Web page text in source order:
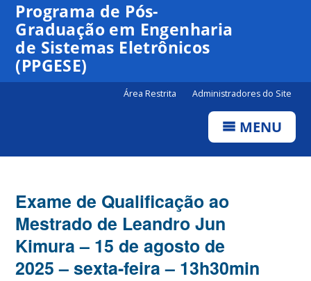
Programa de Pós-
Graduação em Engenharia
de Sistemas Eletrônicos
(PPGESE)
Área Restrita Administradores do Site
MENU
Exame de Qualificação ao
Mestrado de Leandro Jun
Kimura – 15 de agosto de
2025 – sexta-feira – 13h30min